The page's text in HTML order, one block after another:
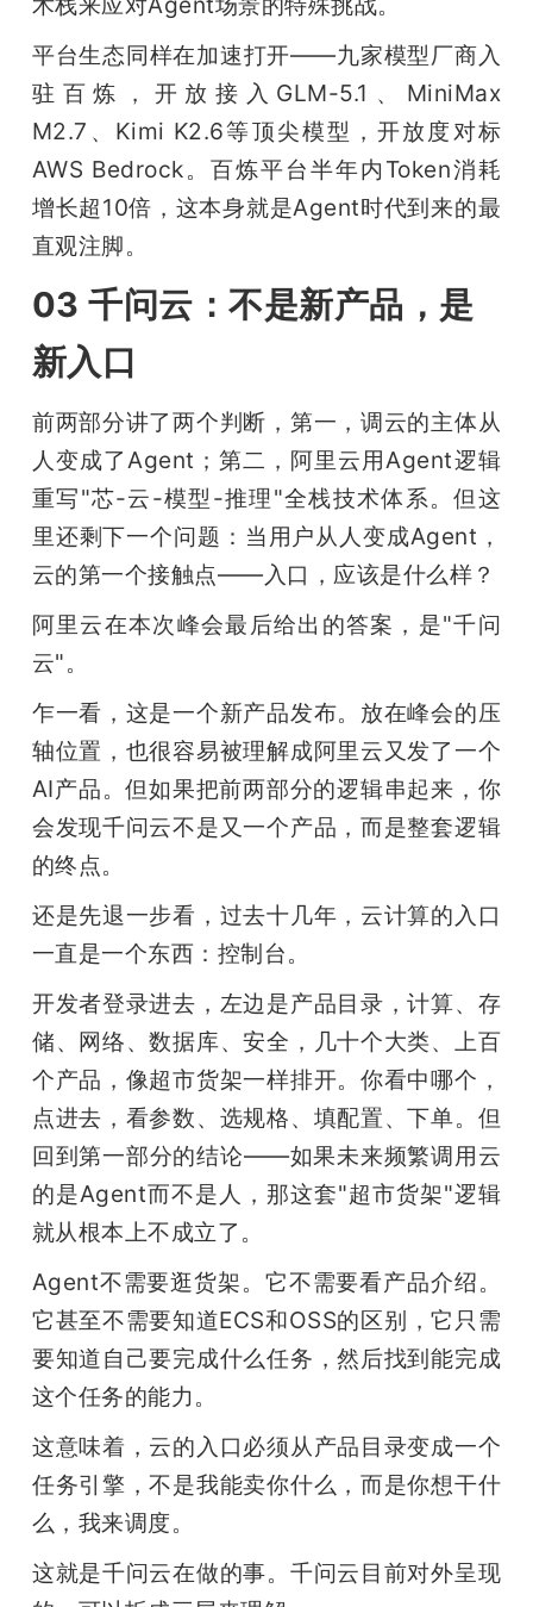
平台生态同样在加速打开——九家模型厂商入
驻百炼，开放接入GLM-5.1、MiniMax
M2.7、Kimi K2.6等顶尖模型，开放度对标
AWS Bedrock。百炼平台半年内Token消耗
增长超10倍，这本身就是Agent时代到来的最
直观注脚。
03 千问云：不是新产品，是
新入口
前两部分讲了两个判断，第一，调云的主体从
人变成了Agent；第二，阿里云用Agent逻辑
重写"芯-云-模型-推理"全栈技术体系。但这
里还剩下一个问题：当用户从人变成Agent，
云的第一个接触点——入口，应该是什么样？
阿里云在本次峰会最后给出的答案，是"千问
云"。
乍一看，这是一个新产品发布。放在峰会的压
轴位置，也很容易被理解成阿里云又发了一个
AI产品。但如果把前两部分的逻辑串起来，你
会发现千问云不是又一个产品，而是整套逻辑
的终点。
还是先退一步看，过去十几年，云计算的入口
一直是一个东西：控制台。
开发者登录进去，左边是产品目录，计算、存
储、网络、数据库、安全，几十个大类、上百
个产品，像超市货架一样排开。你看中哪个，
点进去，看参数、选规格、填配置、下单。但
回到第一部分的结论——如果未来频繁调用云
的是Agent而不是人，那这套"超市货架"逻辑
就从根本上不成立了。
Agent不需要逛货架。它不需要看产品介绍。
它甚至不需要知道ECS和OSS的区别，它只需
要知道自己要完成什么任务，然后找到能完成
这个任务的能力。
这意味着，云的入口必须从产品目录变成一个
任务引擎，不是我能卖你什么，而是你想干什
么，我来调度。
这就是千问云在做的事。千问云目前对外呈现